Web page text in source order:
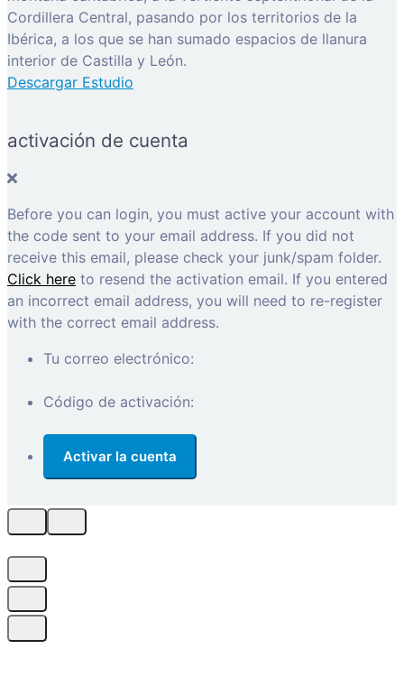
Cordillera Central, pasando por los territorios de la
Ibérica, a los que se han sumado espacios de llanura
interior de Castilla y León.
Descargar Estudio
activación de cuenta
Before you can login, you must active your account with
the code sent to your email address. If you did not
receive this email, please check your junk/spam folder.
Click here to resend the activation email. If you entered
an incorrect email address, you will need to re-register
with the correct email address.
Tu correo electrónico:
Código de activación: